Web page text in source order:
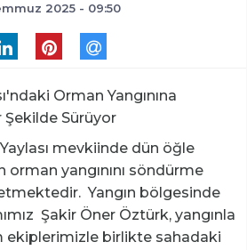
2025 - 09:50
Orman Yangınına
Şekilde Sürüyor
mevkiinde dün öğle
yangınını söndürme
Yangın bölgesinde
Şakir Öner Öztürk, yangınla
ekiplerimizle birlikte sahadaki